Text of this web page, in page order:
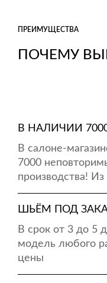
ПОЧЕМУ
ПРЕИМУЩЕСТВА
В НАЛИЧИИ
В салоне-
7000
производства!
ШЬЁМ ПОД
В срок от 3 до 5
модель любого
цены